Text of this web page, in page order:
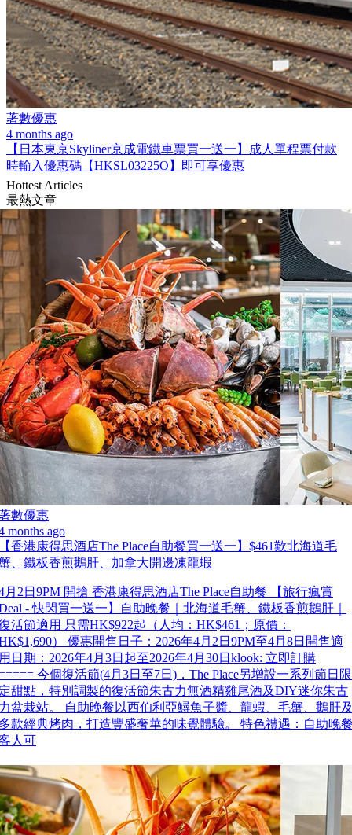
著數優惠
4 months ago
【日本東京Skyliner京成電鐵車票買一送一】成人單程票付款
時輸入優惠碼【HKSL03225O】即可享優惠
Hottest Articles
最熱文章
數優惠
months ago
香港康得思酒店The Place自助餐買一送一】$461歎北海道毛
、鐵板香煎鵝肝、加拿大開邊凍龍蝦
月2日9PM 開搶 香港康得思酒店The Place自助餐 【旅行瘋賞
- 快閃買一送一】自助晚餐｜北海道毛蟹、鐵板香煎鵝肝｜
活節適用 只需HK$922起（人均：HK$461；原價：
） 優惠開售日子：2026年4月2日9PM至4月8日開售適
日期：2026年4月3日起至2026年4月30日klook: 立即訂購
今個復活節(4月3日至7日)，The Place另增設一系列節日限
甜點，特別調製的復活節朱古力無酒精雞尾酒及DIY迷你朱古
盆栽站。 自助晚餐以西伯利亞鱘魚子醬、龍蝦、毛蟹、鵝肝
款經典烤肉，打造豐盛奢華的味覺體驗。 特色禮遇：自助晚
人可